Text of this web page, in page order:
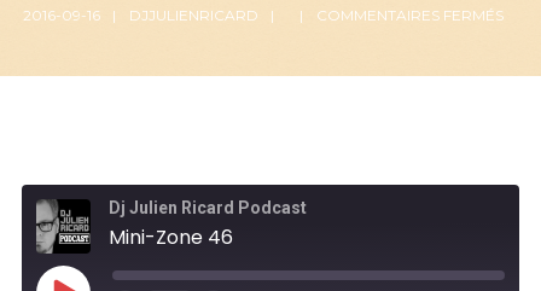
2016-09-16 DJJULIENRICARD COMMENTAIRES FERMÉS
Dj Julien Ricard Podcast
Mini-Zone 46